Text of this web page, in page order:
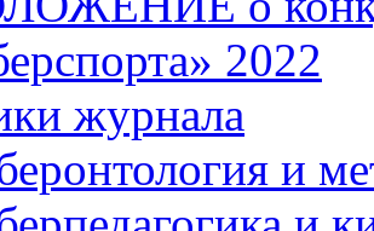
2022
журнала
и